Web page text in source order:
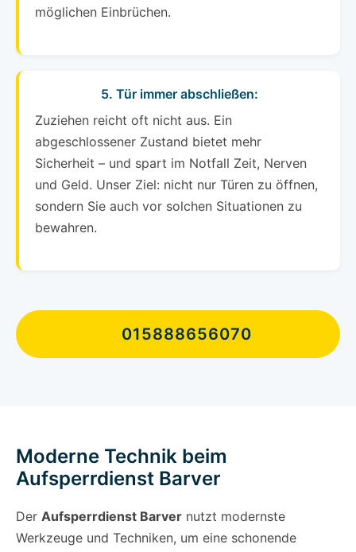
möglichen Einbrüchen.
5. Tür immer abschließen:
Zuziehen reicht oft nicht aus. Ein
abgeschlossener Zustand bietet mehr
Sicherheit – und spart im Notfall Zeit, Nerven
und Geld. Unser Ziel: nicht nur Türen zu öffnen,
sondern Sie auch vor solchen Situationen zu
bewahren.
015888656070
Moderne Technik beim
Aufsperrdienst Barver
Der Aufsperrdienst Barver nutzt modernste
Werkzeuge und Techniken, um eine schonende